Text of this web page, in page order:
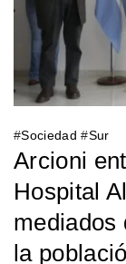
#Sociedad #Sur
Arcioni
Hospital
mediados
la